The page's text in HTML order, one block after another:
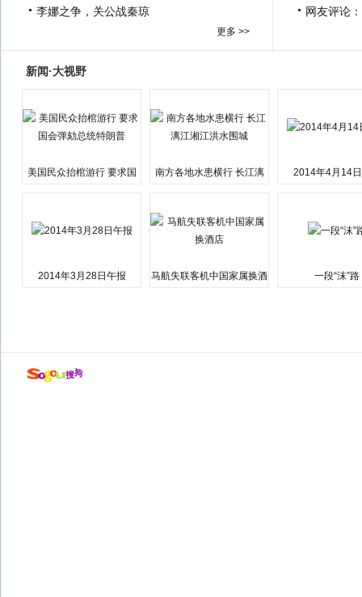
李娜之争，关公战秦琼
更多 >>
网友评论
新闻·大视野
美国民众抬棺游行 要求国
南方各地水患横行 长江漓
2014年4月14
2014年3月28日午报
马航失联客机中国家属换酒
一段“沫”路